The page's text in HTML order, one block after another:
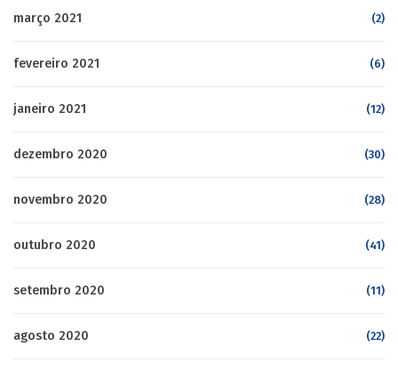
março 2021 (2)
fevereiro 2021 (6)
janeiro 2021 (12)
dezembro 2020 (30)
novembro 2020 (28)
outubro 2020 (41)
setembro 2020 (11)
agosto 2020 (22)